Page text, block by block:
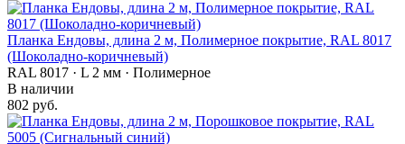
Планка Ендовы, длина 2 м, Полимерное покрытие, RAL 8017
(Шоколадно-коричневый)
RAL 8017 · L 2 мм · Полимерное
В наличии
802 руб.